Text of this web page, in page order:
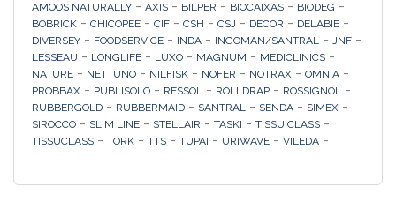
AMOOS NATURALLY - AXIS - BILPER - BIOCAIXAS - BIODEG -
BOBRICK - CHICOPEE - CIF - CSH - CSJ - DECOR - DELABIE -
DIVERSEY - FOODSERVICE - INDA - INGOMAN/SANTRAL - JNF -
LESSEAU - LONGLIFE - LUXO - MAGNUM - MEDICLINICS -
NATURE - NETTUNO - NILFISK - NOFER - NOTRAX - OMNIA -
PROBBAX - PUBLISOLO - RESSOL - ROLLDRAP - ROSSIGNOL -
RUBBERGOLD - RUBBERMAID - SANTRAL - SENDA - SIMEX -
SIROCCO - SLIM LINE - STELLAIR - TASKI - TISSU CLASS -
TISSUCLASS - TORK - TTS - TUPAI - URIWAVE - VILEDA -